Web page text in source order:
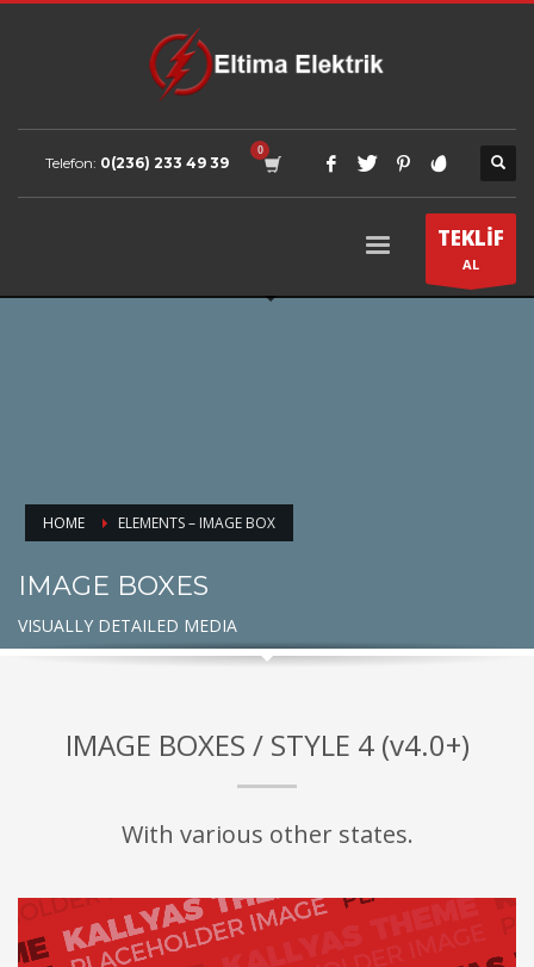
Telefon: 0(236) 233 49 39
TEKLİF
AL
HOME ELEMENTS – IMAGE BOX
IMAGE BOXES
VISUALLY DETAILED MEDIA
IMAGE BOXES / STYLE 4 (v4.0+)
With various other states.